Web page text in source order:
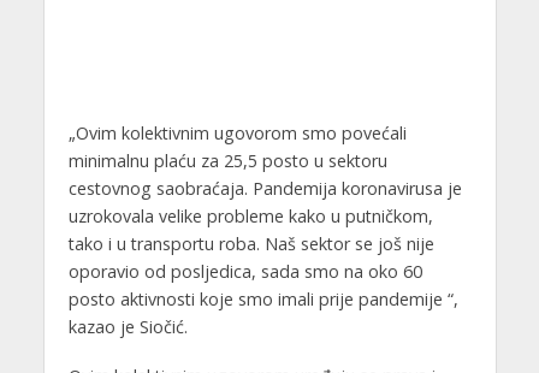
„Ovim kolektivnim ugovorom smo povećali
minimalnu plaću za 25,5 posto u sektoru
cestovnog saobraćaja. Pandemija koronavirusa je
uzrokovala velike probleme kako u putničkom,
tako i u transportu roba. Naš sektor se još nije
oporavio od posljedica, sada smo na oko 60
posto aktivnosti koje smo imali prije pandemije “,
kazao je Siočić.